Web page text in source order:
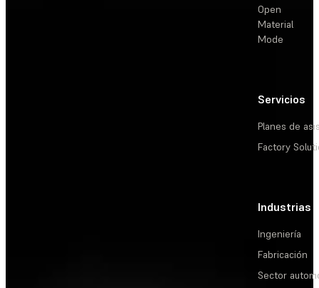
Open
Material
Mode
Servicios
Planes de
Factory
Industrias
Ingeniería
Fabricación
Sector